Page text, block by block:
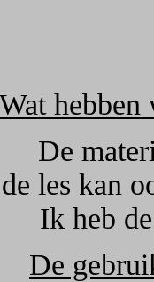
Wat hebben
De
les kan
Ik heb
De